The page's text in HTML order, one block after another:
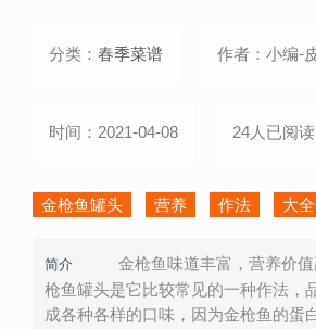
分类： 春季菜谱 作者：小编-
时间：2021-04-08 24人已阅读
金枪鱼罐头 营养 作法 大全
简介
金枪鱼味道丰富，营养价值
枪鱼罐头是它比较常见的一种作法，
成各种各样的口味，因为金枪鱼的蛋